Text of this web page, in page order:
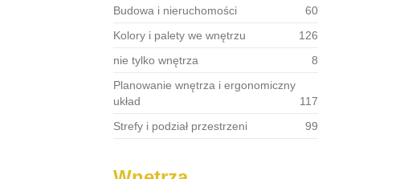
Budowa i nieruchomości
60
Kolory i palety we wnętrzu
126
nie tylko wnętrza
8
Planowanie wnętrza i ergonomiczny
układ
117
Strefy i podział przestrzeni
99